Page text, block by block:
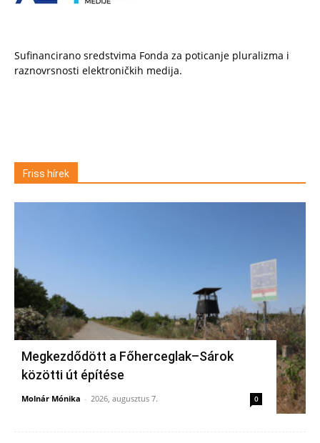
Sufinancirano sredstvima Fonda za poticanje pluralizma i
raznovrsnosti elektroničkih medija.
Friss hírek
Megkezdődött a Főherceglak–Sárok
közötti út építése
Molnár Mónika - 2026, augusztus 7. 0